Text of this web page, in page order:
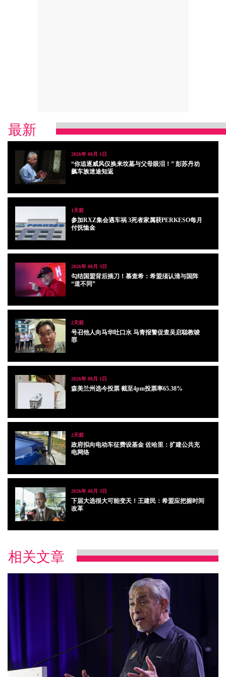
最新
2026年 08月 1日
“你追逐威风仅换来坟墓与父母眼泪！” 彭苏丹劝
飙车族迷途知返
1天前
参加RXZ集会遇车祸 3死者家属获PERKESO每月
付抚恤金
2026年 08月 3日
勾结国盟背后插刀！慕查希：希盟须认清与国阵
“道不同”
2天前
号召他人向马华吐口水 马青报警促查吴启聪教唆
罪
2026年 08月 1日
森美兰州选今投票 截至4pm投票率65.38%
2天前
政府拟向电动车征费设基金 佐哈里：扩建公共充
电网络
2026年 08月 3日
下届大选很大可能变天！王建民：希盟应把握时间
改革
相关文章